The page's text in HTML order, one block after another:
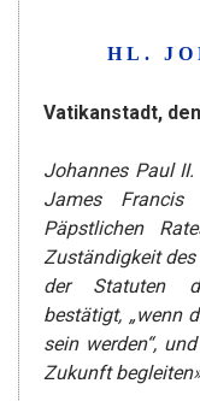
HL.
Vatikanstadt,
Johannes Paul
James Francis
Päpstlichen
Zuständigkeit
der Statuten
bestätigt, „wenn
sein werden“, und
Zukunft